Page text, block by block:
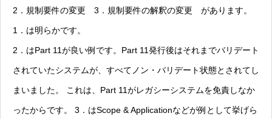
2．規制要件の変更 3．規制要件の解釈の変更 があります。
1．は明らかです。
2．はPart 11が良い例です。Part 11発行後はそれまでバリデート
されていたシステムが、すべてノン・バリデート状態とされてし
まいました。 これは、Part 11がレガシーシステムを免責しなか
ったからです。 3．はScope & Applicationなどが例として挙げら